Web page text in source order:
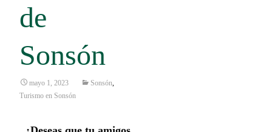
de
Sonsón
mayo 1, 2023 Sonsón
Turismo en Sonsón